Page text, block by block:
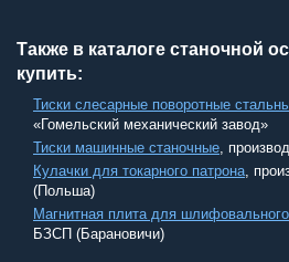
Также в каталоге станочной
купить:
Тиски слесарные поворотные
«Гомельский механический завод»
Тиски машинные станочные ,
Кулачки для токарного патрона ,
(Польша)
Магнитная плита для
БЗСП (Барановичи)